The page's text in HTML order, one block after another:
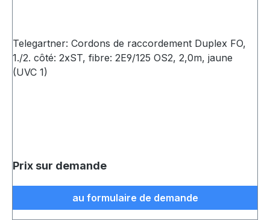
Telegartner: Cordons de raccordement Duplex FO,
1./2. côté: 2xST, fibre: 2E9/125 OS2, 2,0m, jaune
(UVC 1)
Prix sur demande
au formulaire de demande